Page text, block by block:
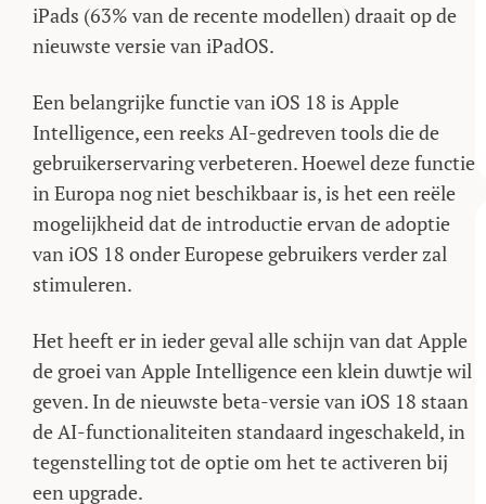
iPads (63% van de recente modellen) draait op de
nieuwste versie van iPadOS.
Een belangrijke functie van iOS 18 is Apple
Intelligence, een reeks AI-gedreven tools die de
gebruikerservaring verbeteren. Hoewel deze functie
in Europa nog niet beschikbaar is, is het een reële
mogelijkheid dat de introductie ervan de adoptie
van iOS 18 onder Europese gebruikers verder zal
stimuleren.
Het heeft er in ieder geval alle schijn van dat Apple
de groei van Apple Intelligence een klein duwtje wil
geven. In de nieuwste beta-versie van iOS 18 staan
de AI-functionaliteiten standaard ingeschakeld, in
tegenstelling tot de optie om het te activeren bij
een upgrade.